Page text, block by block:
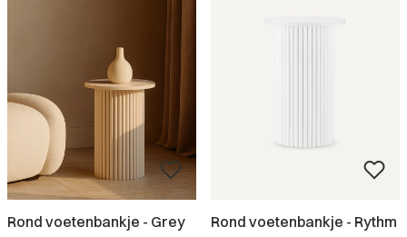
Rond voetenbankje - Grey
Rond voetenbankje - Rythm